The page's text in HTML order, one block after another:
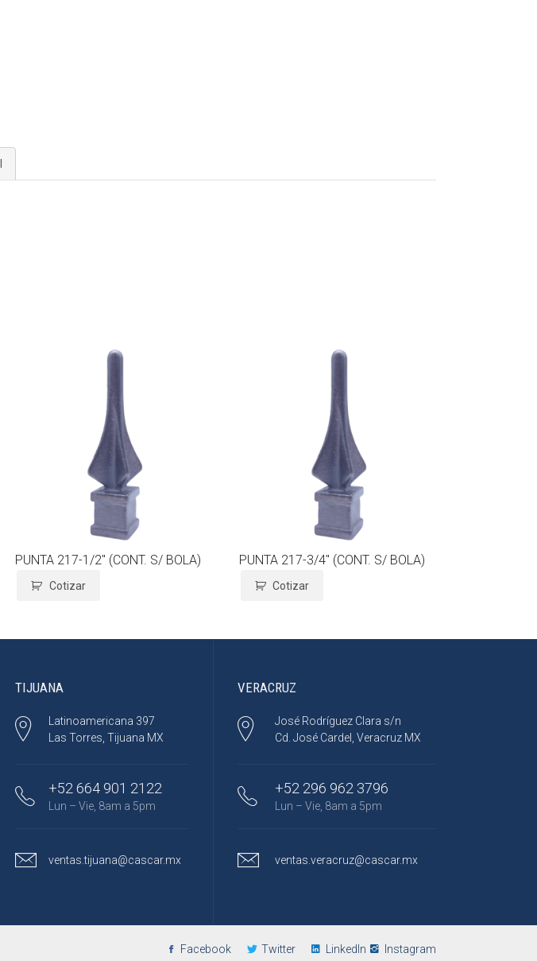
PUNTA 217-1/2″ (CONT. S/ BOLA)
Cotizar
PUNTA 217-3/4″ (CONT. S/ BOLA)
Cotizar
TIJUANA
Latinoamericana 397
Las Torres, Tijuana MX
+52 664 901 2122
Lun – Vie, 8am a 5pm
ventas.tijuana@cascar.mx
VERACRUZ
José Rodríguez Clara s/n
Cd. José Cardel, Veracruz MX
+52 296 962 3796
Lun – Vie, 8am a 5pm
ventas.veracruz@cascar.mx
Facebook Twitter LinkedIn Instagram